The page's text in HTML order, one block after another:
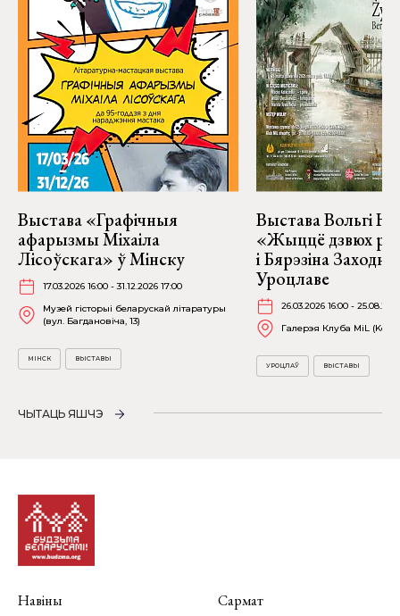
Выстава «Графічныя
афарызмы Міхаіла
Лісоўскага» ў Мінску
17.03.2026 16:00 - 31.12.2026 17:00
Музей гісторыі беларускай літаратуры
(вул. Багдановіча, 13)
МІНСК ВЫСТАВЫ
Выстава Вольгі
«Жыццё дзвюх
і Бярэзіна
Уроцлаве
26.03.2026 16:00 -
Галерэя Клуба MiL
УРОЦЛАЎ ВЫСТАВЫ
ЧЫТАЦЬ ЯШЧЭ
Навіны
Сармат